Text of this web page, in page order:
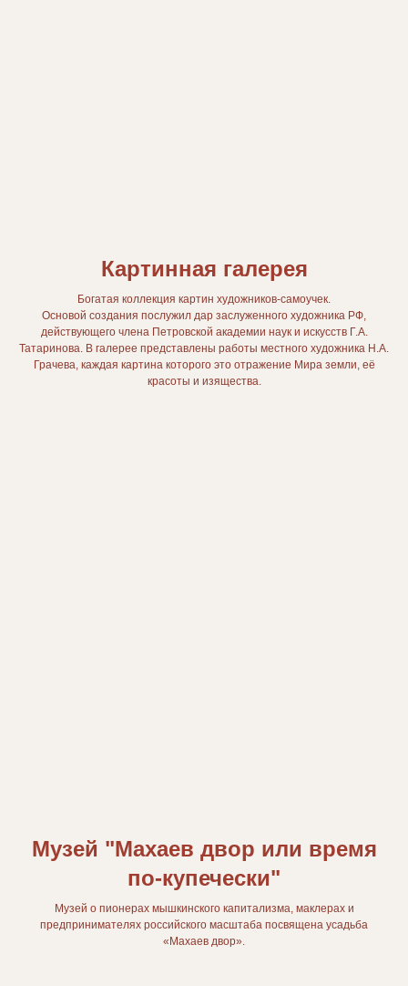
Картинная галерея
Богатая коллекция картин художников-самоучек.
Основой создания послужил дар заслуженного художника РФ,
действующего члена Петровской академии наук и искусств Г.А.
Татаринова. В галерее представлены работы местного художника Н.А.
Грачева, каждая картина которого это отражение Мира земли, её
красоты и изящества.
Музей "Махаев двор или время
по-купечески"
Музей о пионерах мышкинского капитализма, маклерах и
предпринимателях российского масштаба посвящена усадьба
«Махаев двор».